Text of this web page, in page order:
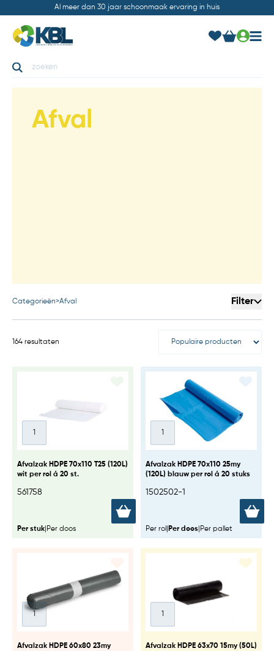
Al meer dan 30 jaar schoonmaak ervaring in huis
Afval
Categorieën>Afval Filter
164 resultaten
Afvalzak HDPE 70x110 T25 (120L)
wit per rol á 20 st.
561758
Per stuk Per doos
Afvalzak HDPE 70x110 25my
(120L) blauw per rol á 20 stuks
1502502-1
Per rol Per doos Per pallet
Afvalzak HDPE 60x80 23my
Afvalzak HDPE 63x70 15my (50L)